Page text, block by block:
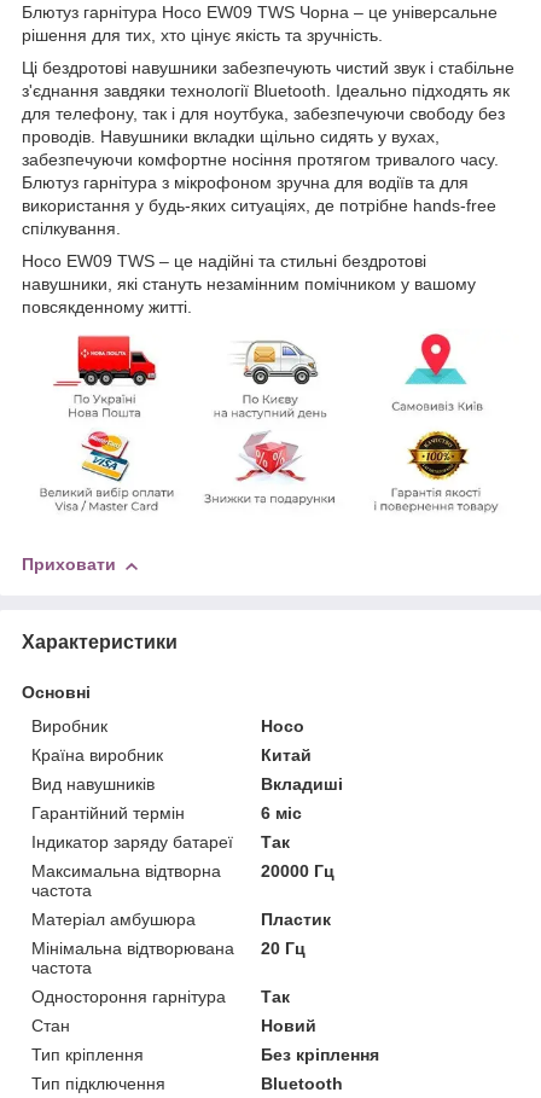
Блютуз гарнітура Hoco EW09 TWS Чорна – це універсальне
рішення для тих, хто цінує якість та зручність.
Ці бездротові навушники забезпечують чистий звук і стабільне
з'єднання завдяки технології Bluetooth. Ідеально підходять як
для телефону, так і для ноутбука, забезпечуючи свободу без
проводів. Навушники вкладки щільно сидять у вухах,
забезпечуючи комфортне носіння протягом тривалого часу.
Блютуз гарнітура з мікрофоном зручна для водіїв та для
використання у будь-яких ситуаціях, де потрібне hands-free
спілкування.
Hoco EW09 TWS – це надійні та стильні бездротові
навушники, які стануть незамінним помічником у вашому
повсякденному житті.
Приховати
Характеристики
Основні
Виробник
Hoco
Країна виробник
Китай
Вид навушників
Вкладиші
Гарантійний термін
6 міс
Індикатор заряду батареї
Так
Максимальна відтворна
частота
20000 Гц
Матеріал амбушюра
Пластик
Мінімальна відтворювана
частота
20 Гц
Одностороння гарнітура
Так
Стан
Новий
Тип кріплення
Без кріплення
Тип підключення
Bluetooth